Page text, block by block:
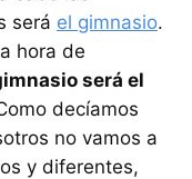
será el gimnasio.
hora de
será el
decíamos
no vamos a
y diferentes,